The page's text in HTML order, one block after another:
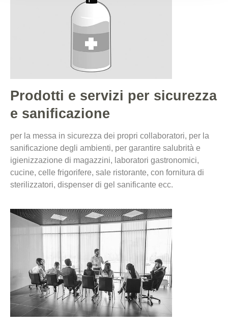
Prodotti e servizi per sicurezza
e sanificazione
per la messa in sicurezza dei propri collaboratori, per la
sanificazione degli ambienti, per garantire salubrità e
igienizzazione di magazzini, laboratori gastronomici,
cucine, celle frigorifere, sale ristorante, con fornitura di
sterilizzatori, dispenser di gel sanificante ecc.